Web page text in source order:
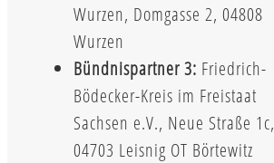
Wurzen, Domgasse 2, 04808
Wurzen
Bündnispartner 3: Friedrich-
Bödecker-Kreis im Freistaat
Sachsen e.V., Neue Straße 1c,
04703 Leisnig OT Börtewitz